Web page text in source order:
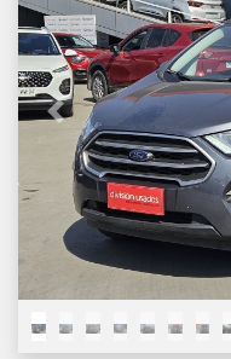
Previous